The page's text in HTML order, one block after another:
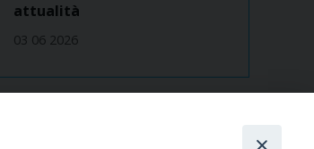
attualità
03 06 2026